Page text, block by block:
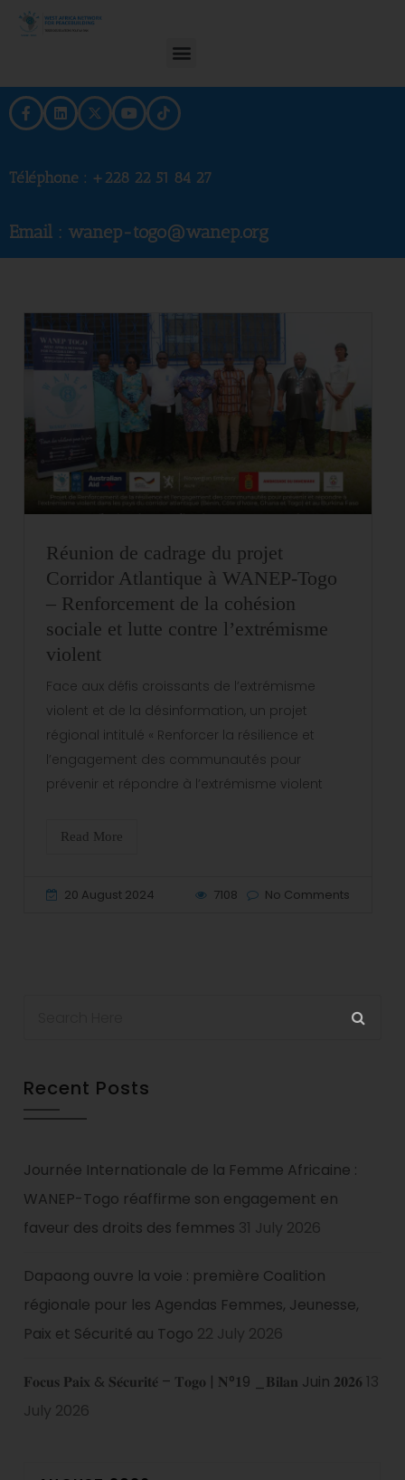
Téléphone : +228 22 51 84 27
Email : wanep-togo@wanep.org
Réunion de cadrage du projet
Corridor Atlantique à WANEP-Togo
– Renforcement de la cohésion
sociale et lutte contre l’extrémisme
violent
Face aux défis croissants de l’extrémisme
violent et de la désinformation, un projet
régional intitulé « Renforcer la résilience et
l’engagement des communautés pour
prévenir et répondre à l’extrémisme violent
Read More
20 August 2024 7108 No Comments
Recent Posts
Journée Internationale de la Femme Africaine :
WANEP-Togo réaffirme son engagement en
faveur des droits des femmes 31 July 2026
Dapaong ouvre la voie : première Coalition
régionale pour les Agendas Femmes, Jeunesse,
Paix et Sécurité au Togo 22 July 2026
𝐅𝐨𝐜𝐮𝐬 𝐏𝐚𝐢𝐱 & 𝐒𝐞́𝐜𝐮𝐫𝐢𝐭𝐞́ – 𝐓𝐨𝐠𝐨 | 𝐍°𝟏9 _𝐁𝐢𝐥𝐚𝐧 Juin 𝟐𝟎𝟐𝟔 13
July 2026